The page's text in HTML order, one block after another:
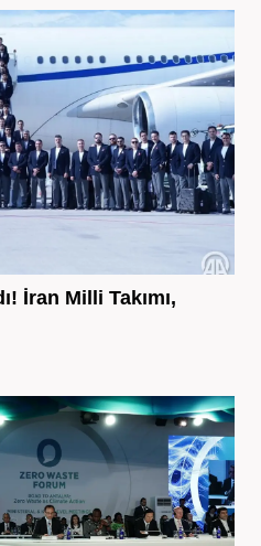
İran Milli Takımı,